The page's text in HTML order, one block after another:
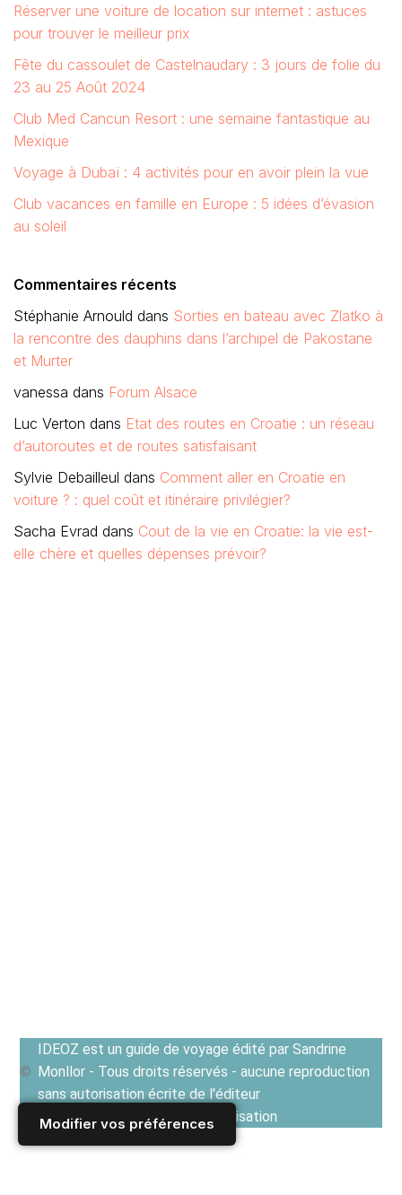
Modifier vos préférences
Réserver une voiture de location sur internet : astuces
pour trouver le meilleur prix
Fête du cassoulet de Castelnaudary : 3 jours de folie du
23 au 25 Août 2024
Club Med Cancun Resort : une semaine fantastique au
Mexique
Voyage à Dubaï : 4 activités pour en avoir plein la vue
Club vacances en famille en Europe : 5 idées d’évasion
au soleil
Commentaires récents
Stéphanie Arnould dans Sorties en bateau avec Zlatko à
la rencontre des dauphins dans l’archipel de Pakostane
et Murter
vanessa dans Forum Alsace
Luc Verton dans Etat des routes en Croatie : un réseau
d’autoroutes et de routes satisfaisant
Sylvie Debailleul dans Comment aller en Croatie en
voiture ? : quel coût et itinéraire privilégier?
Sacha Evrad dans Cout de la vie en Croatie: la vie est-
elle chère et quelles dépenses prévoir?
IDEOZ est un guide de voyage édité par Sandrine
Monllor - Tous droits réservés - aucune reproduction
sans autorisation écrite de l'éditeur
Voir les Conditions générales d'utilisation